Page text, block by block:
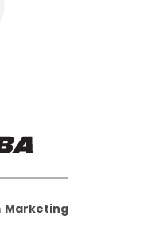
Marketing